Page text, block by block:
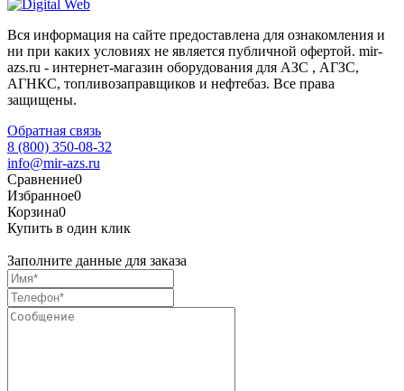
Вся информация на сайте предоставлена для ознакомления и
ни при каких условиях не является публичной офертой. mir-
azs.ru - интернет-магазин оборудования для АЗС , АГЗС,
АГНКС, топливозаправщиков и нефтебаз. Все права
защищены.
Обратная связь
8 (800) 350-08-32
info@mir-azs.ru
Сравнение0
Избранное0
Корзина0
Купить в один клик
Заполните данные для заказа